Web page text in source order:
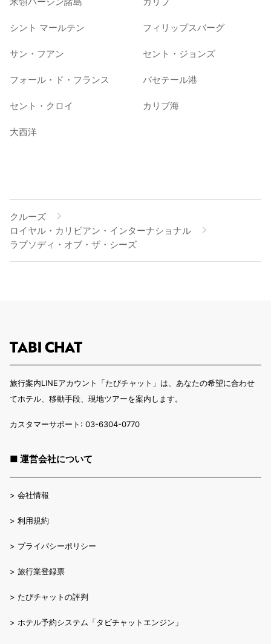
シント マールテン フィリップスバーグ
サン・フアン セント・ジョンズ
フォール・ド・フランス バセテール港
セント・クロイ カリブ海
大西洋
クルーズ
ロイヤル・カリビアン・インターナショナル
ラプソディ・オブ・ザ・シーズ
旅行案内LINEアカウント「たびチャット」は、あなたの希望に合わせ
てホテル、移動手段、現地ツアーを案内します。
カスタマーサポート: 03-6304-0770
■ 運営会社について
> 会社情報
> 利用規約
> プライバシーポリシー
> 旅行業登録票
> たびチャットの評判
> ホテル予約システム「タビチャットエンジン」